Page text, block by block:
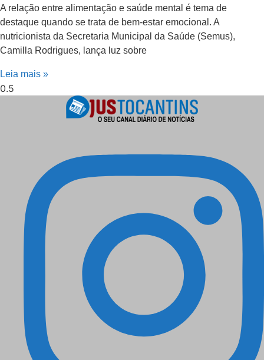
A relação entre alimentação e saúde mental é tema de
destaque quando se trata de bem-estar emocional. A
nutricionista da Secretaria Municipal da Saúde (Semus),
Camilla Rodrigues, lança luz sobre
Leia mais »